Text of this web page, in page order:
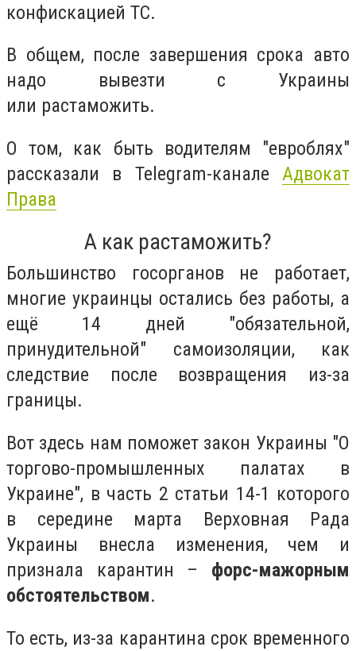
конфискацией ТС.
В общем, после завершения срока авто
надо вывезти с Украины
или растаможить.
О том, как быть водителям "евроблях"
рассказали в Telegram-канале Адвокат
Права
А как растаможить?
Большинство госорганов не работает,
многие украинцы остались без работы, а
ещё 14 дней "обязательной,
принудительной" самоизоляции, как
следствие после возвращения из-за
границы.
Вот здесь нам поможет закон Украины "О
торгово-промышленных палатах в
Украине", в часть 2 статьи 14-1 которого
в середине марта Верховная Рада
Украины внесла изменения, чем и
признала карантин – форс-мажорным
обстоятельством.
То есть, из-за карантина срок временного